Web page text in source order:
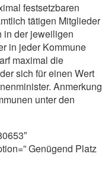
festsetzbaren
tätigen Mitglieder
in der jeweiligen
in jeder Kommune
maximal die
sich für einen Wert
Anmerkung
unter den
Genügend Platz